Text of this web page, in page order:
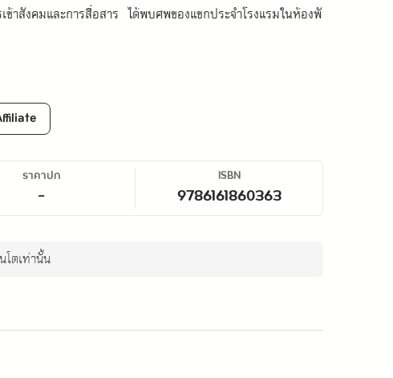
าสังคมและการสื่อสาร ได้พบศพของแขกประจำโรงแรมในห้องพั
ราคาปก
-
ISBN
9786161860363
ตเท่านั้น